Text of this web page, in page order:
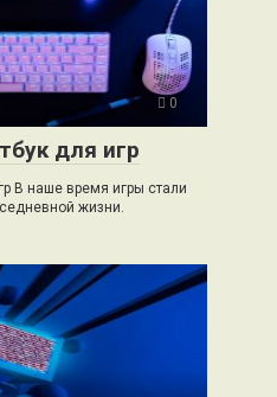
0
для игр
В наше время игры стали
жизни.